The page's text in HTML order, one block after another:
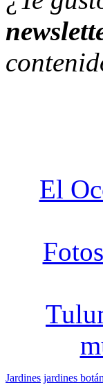
El
Jardines jardines